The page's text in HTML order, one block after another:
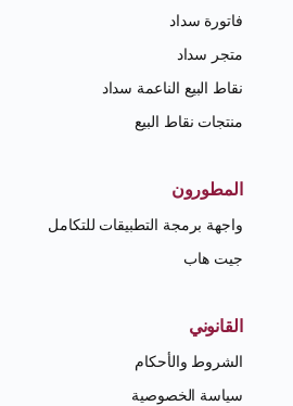
فاتورة سداد
متجر سداد
نقاط البيع الناعمة سداد
منتجات نقاط البيع
المطورون
واجهة برمجة التطبيقات للتكامل
جيت هاب
القانوني
الشروط والأحكام
سياسة الخصوصية